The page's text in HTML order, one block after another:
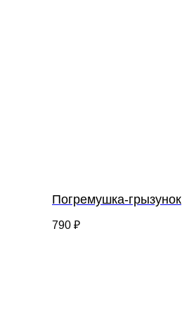
Погремушка-грызунок
790 ₽